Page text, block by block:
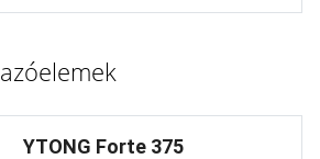
YTONG Forte 375